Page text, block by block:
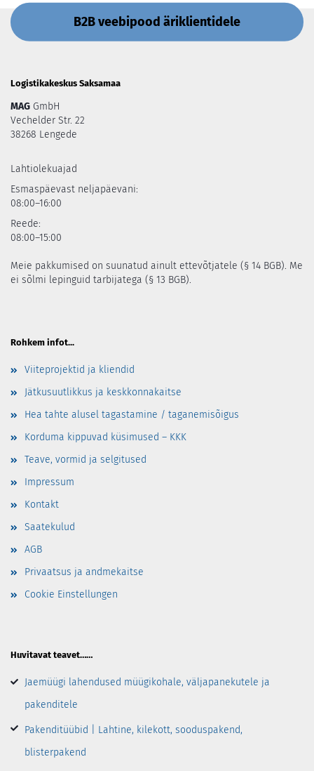
B2B veebipood äriklientidele
Logistikakeskus Saksamaa
MAG GmbH
Vechelder Str. 22
38268 Lengede
Lahtiolekuajad
Esmaspäevast neljapäevani:
08:00–16:00
Reede:
08:00–15:00
Meie pakkumised on suunatud ainult ettevõtjatele (§ 14 BGB). Me
ei sõlmi lepinguid tarbijatega (§ 13 BGB).
Rohkem infot...
Viiteprojektid ja kliendid
Jätkusuutlikkus ja keskkonnakaitse
Hea tahte alusel tagastamine / taganemisõigus
Korduma kippuvad küsimused – KKK
Teave, vormid ja selgitused
Impressum
Kontakt
Saatekulud
AGB
Privaatsus ja andmekaitse
Cookie Einstellungen
Huvitavat teavet……
Jaemüügi lahendused müügikohale, väljapanekutele ja
pakenditele
Pakenditüübid | Lahtine, kilekott, sooduspakend,
blisterpakend